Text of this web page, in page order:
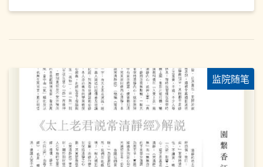
监院随笔